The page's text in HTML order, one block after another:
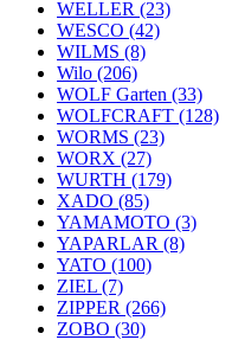
WELLER (23)
WESCO (42)
WILMS (8)
Wilo (206)
WOLF Garten (33)
WOLFCRAFT (128)
WORMS (23)
WORX (27)
WURTH (179)
XADO (85)
YAMAMOTO (3)
YAPARLAR (8)
YATO (100)
ZIEL (7)
ZIPPER (266)
ZOBO (30)